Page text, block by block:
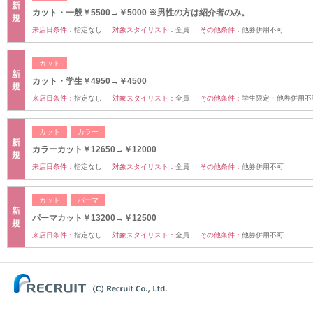
新
規
カット・一般￥5500→￥5000 ※男性の方は紹介者のみ。
来店日条件： 指定なし 対象スタイリスト： 全員 その他条件： 他券併用不可
新
規
カット
カット・学生￥4950→￥4500
来店日条件： 指定なし 対象スタイリスト： 全員 その他条件： 学生限定・他券併用不
新
規
カット カラー
カラーカット￥12650→￥12000
来店日条件： 指定なし 対象スタイリスト： 全員 その他条件： 他券併用不可
新
規
カット パーマ
パーマカット￥13200→￥12500
来店日条件： 指定なし 対象スタイリスト： 全員 その他条件： 他券併用不可